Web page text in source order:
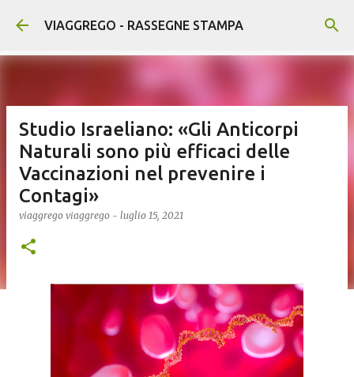
Passa ai contenuti principali
VIAGGREGO - RASSEGNE STAMPA
Studio Israeliano: «Gli Anticorpi
Naturali sono più efficaci delle
Vaccinazioni nel prevenire i
Contagi»
viaggrego viaggrego - luglio 15, 2021